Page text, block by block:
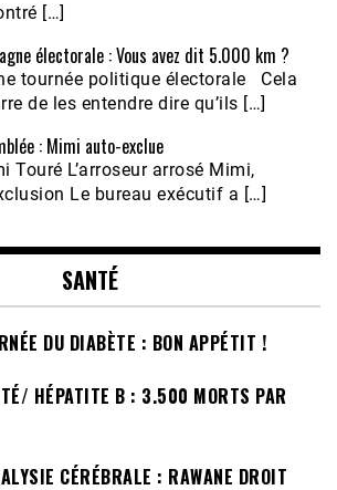
[…]
électorale : Vous avez dit 5.000 km ?
tournée politique électorale Cela
de les entendre dire qu’ils […]
: Mimi auto-exclue
Touré L’arroseur arrosé Mimi,
Le bureau exécutif a […]
SANTÉ
DU DIABÈTE : BON APPÉTIT !
HÉPATITE B : 3.500 MORTS PAR
CÉRÉBRALE : RAWANE DROIT